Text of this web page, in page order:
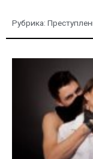
Рубрика: